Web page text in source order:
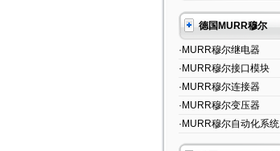
德国MURR穆尔
·MURR穆尔继电器
·MURR穆尔接口模块
·MURR穆尔连接器
·MURR穆尔变压器
·MURR穆尔自动化系统